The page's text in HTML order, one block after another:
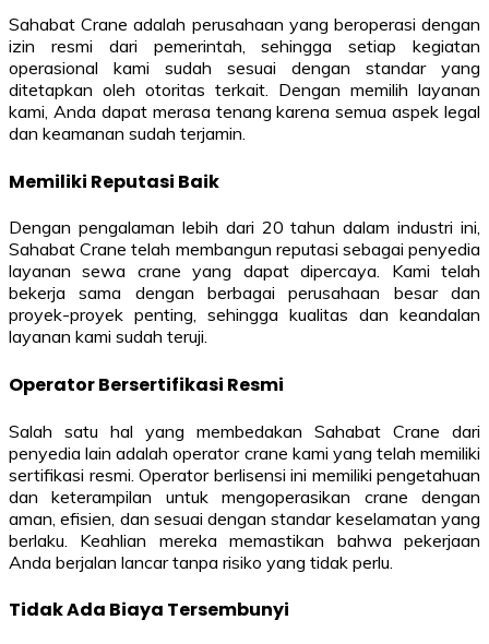
Sahabat Crane adalah perusahaan yang beroperasi dengan
izin resmi dari pemerintah, sehingga setiap kegiatan
operasional kami sudah sesuai dengan standar yang
ditetapkan oleh otoritas terkait. Dengan memilih layanan
kami, Anda dapat merasa tenang karena semua aspek legal
dan keamanan sudah terjamin.
Memiliki Reputasi Baik
Dengan pengalaman lebih dari 20 tahun dalam industri ini,
Sahabat Crane telah membangun reputasi sebagai penyedia
layanan sewa crane yang dapat dipercaya. Kami telah
bekerja sama dengan berbagai perusahaan besar dan
proyek-proyek penting, sehingga kualitas dan keandalan
layanan kami sudah teruji.
Operator Bersertifikasi Resmi
Salah satu hal yang membedakan Sahabat Crane dari
penyedia lain adalah operator crane kami yang telah memiliki
sertifikasi resmi. Operator berlisensi ini memiliki pengetahuan
dan keterampilan untuk mengoperasikan crane dengan
aman, efisien, dan sesuai dengan standar keselamatan yang
berlaku. Keahlian mereka memastikan bahwa pekerjaan
Anda berjalan lancar tanpa risiko yang tidak perlu.
Tidak Ada Biaya Tersembunyi